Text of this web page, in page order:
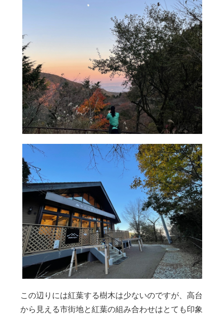
この辺りには紅葉する樹木は少ないのですが、高台
から見える市街地と紅葉の組み合わせはとても印象